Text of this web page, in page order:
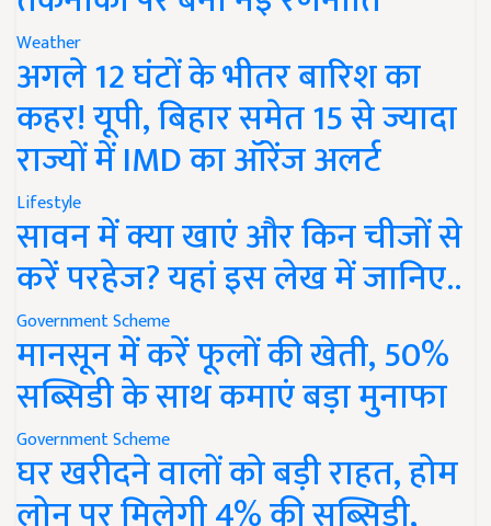
Weather
अगले 12 घंटों के भीतर बारिश का
कहर! यूपी, बिहार समेत 15 से ज्यादा
राज्यों में IMD का ऑरेंज अलर्ट
Lifestyle
सावन में क्या खाएं और किन चीजों से
करें परहेज? यहां इस लेख में जानिए..
Government Scheme
मानसून में करें फूलों की खेती, 50%
सब्सिडी के साथ कमाएं बड़ा मुनाफा
Government Scheme
घर खरीदने वालों को बड़ी राहत, होम